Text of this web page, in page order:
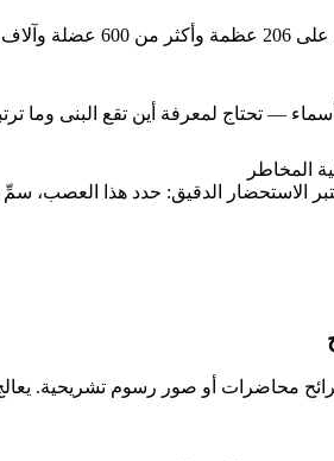
والمواقع المحددة.
— تحتاج لمعرفة أين تقع البنى وما
المخاطر
الاستحضار الدقيق: حدد هذا العصب،